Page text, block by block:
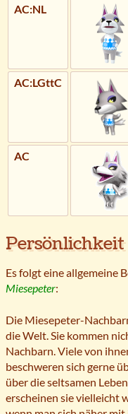
AC:NL
AC:LGttC
AC
Persönlichkeit
Es folgt eine allgemeine
Miesepeter:
Die Miesepeter-
die Welt. Sie kommen
Nachbarn. Viele von
beschweren sich gerne
über die seltsamen
erscheinen sie vielleicht